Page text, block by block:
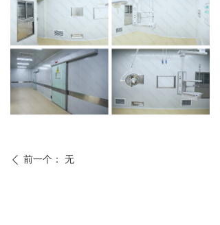
ꄴ 前一个： 无